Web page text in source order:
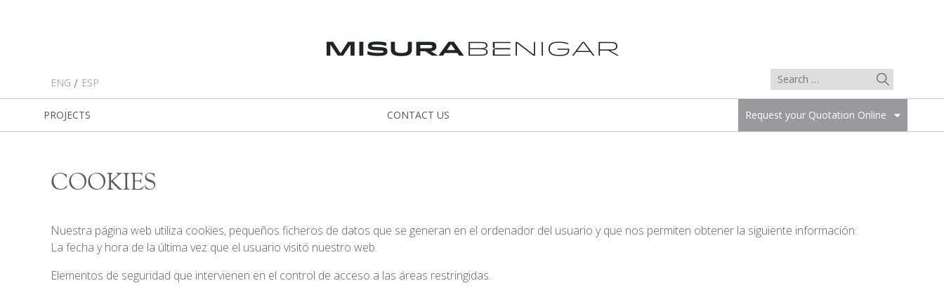
ENG ESP
PROJECTS CONTACT US Request your Quotation Online
COOKIES
Nuestra página web utiliza cookies, pequeños ficheros de datos que se generan en el ordenador del usuario y que nos permiten obtener la siguiente información:
La fecha y hora de la última vez que el usuario visitó nuestro web.
Elementos de seguridad que intervienen en el control de acceso a las áreas restringidas.